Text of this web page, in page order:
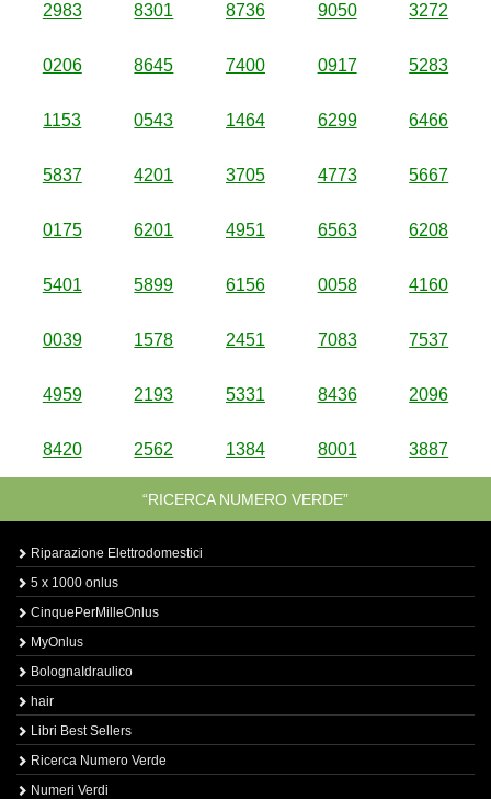
2983 8301 8736 9050 3272
0206 8645 7400 0917 5283
1153 0543 1464 6299 6466
5837 4201 3705 4773 5667
0175 6201 4951 6563 6208
5401 5899 6156 0058 4160
0039 1578 2451 7083 7537
4959 2193 5331 8436 2096
8420 2562 1384 8001 3887
“RICERCA NUMERO VERDE”
Riparazione Elettrodomestici
5 x 1000 onlus
CinquePerMilleOnlus
MyOnlus
BolognaIdraulico
hair
Libri Best Sellers
Ricerca Numero Verde
Numeri Verdi